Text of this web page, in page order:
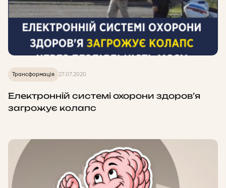
Трансформація 27.07.2020
Електронній системі охорони здоров’я
загрожує колапс